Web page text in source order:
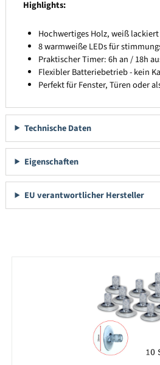
Highlights:
Hochwertiges Holz, weiß
8 warmweiße LEDs für
Praktischer Timer: 6h an / 18h
Flexibler Batteriebetrieb - kein
Perfekt für Fenster, Türen oder
Technische Daten
Eigenschaften
EU verantwortlicher Hersteller